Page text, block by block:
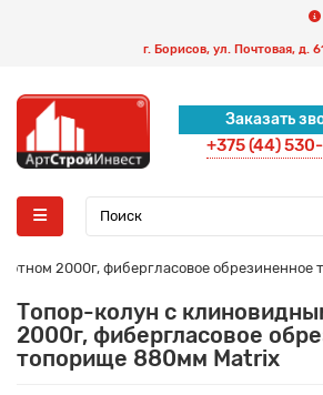
г. Борисов, ул. Почтовая, д.
Заказать
+375 (44) 530-
2000г, фибергласовое
Топор-колун с
2000г, фибергласовое
топорище 880мм Matrix